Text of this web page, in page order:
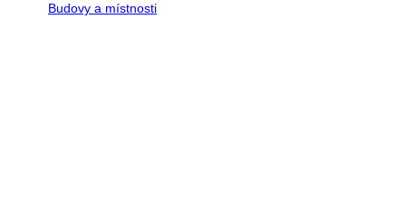
Budovy a místnosti